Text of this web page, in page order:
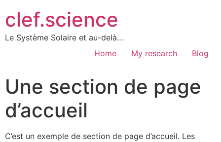
clef.science
Le Système Solaire et au-delà…
Home
My research Blog
Une section de page
d’accueil
C’est un exemple de section de page d’accueil. Les